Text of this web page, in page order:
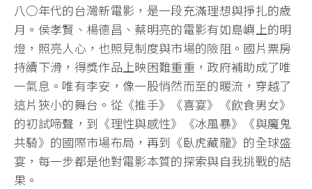
八○年代的台灣新電影，是一段充滿理想與掙扎的歲
月。侯孝賢、 楊德昌、蔡明亮的電影有如島嶼上的明
燈，照亮人心， 也照見制度與市場的險阻。國片票房
持續下滑， 得獎作品上映困難重重，政府補助成了唯
一氣息。唯有李安， 像一股悄然而至的暖流，穿越了
這片狹小的舞台。從《推手》《喜宴》《飲食男女》
的初試啼聲，到《理性與感性》《冰風暴》《與魔鬼
共騎》的國際市場布局，再到《臥虎藏龍》的全球盛
宴， 每一步都是他對電影本質的探索與自我挑戰的結
果。